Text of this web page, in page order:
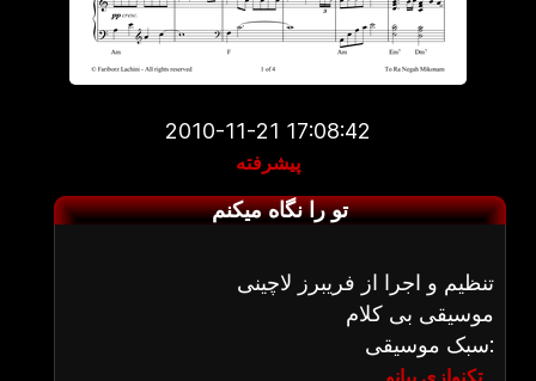
2010-11-21 17:08:42
پیشرفته
تو را نگاه میکنم
تنظیم و اجرا از فریبرز لاچینی
موسیقی بی کلام
سبک موسیقی:
تکنوازی پیانو,